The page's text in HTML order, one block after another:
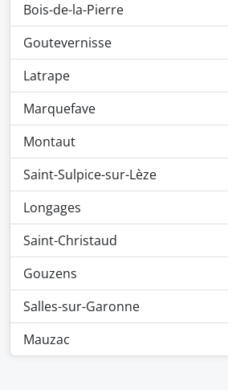
Bois-de-la-Pierre
Goutevernisse
Latrape
Marquefave
Montaut
Saint-Sulpice-sur-Lèze
Longages
Saint-Christaud
Gouzens
Salles-sur-Garonne
Mauzac